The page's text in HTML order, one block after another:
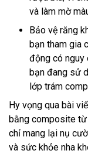
và làm mờ
Bảo vệ răng
bạn tham gia
động có nguy
bạn đang sử
lớp trám
Hy vọng qua bài
bằng composite
chỉ mang lại nụ
và sức khỏe nha